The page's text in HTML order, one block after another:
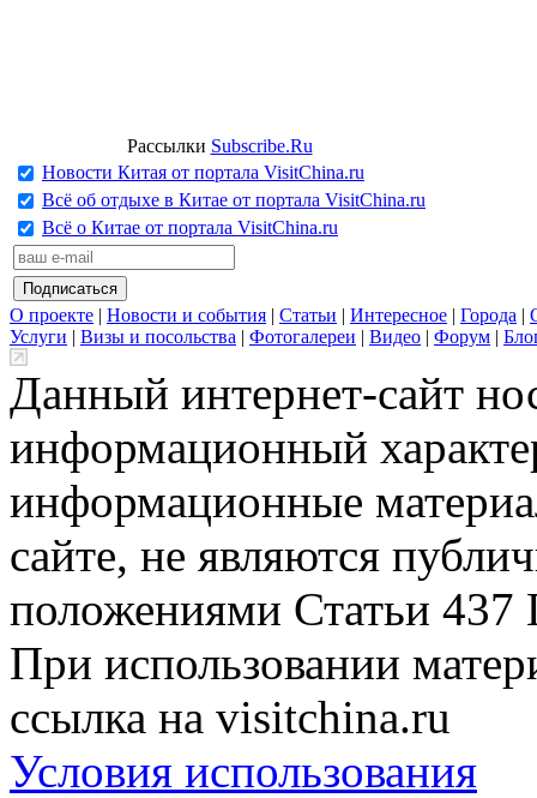
Рассылки Subscribe.Ru
Новости Китая от портала VisitChina.ru
Всё об отдыхе в Китае от портала VisitChina.ru
Всё о Китае от портала VisitChina.ru
О проекте | Новости и события | Статьи | Интересное | Города |
Услуги | Визы и посольства | Фотогалереи | Видео | Форум |
Данный интернет-сайт
информационный
информационные
сайте, не являются
положениями Статьи 437
При использовании
ссылка на visitchina.ru
Условия использования